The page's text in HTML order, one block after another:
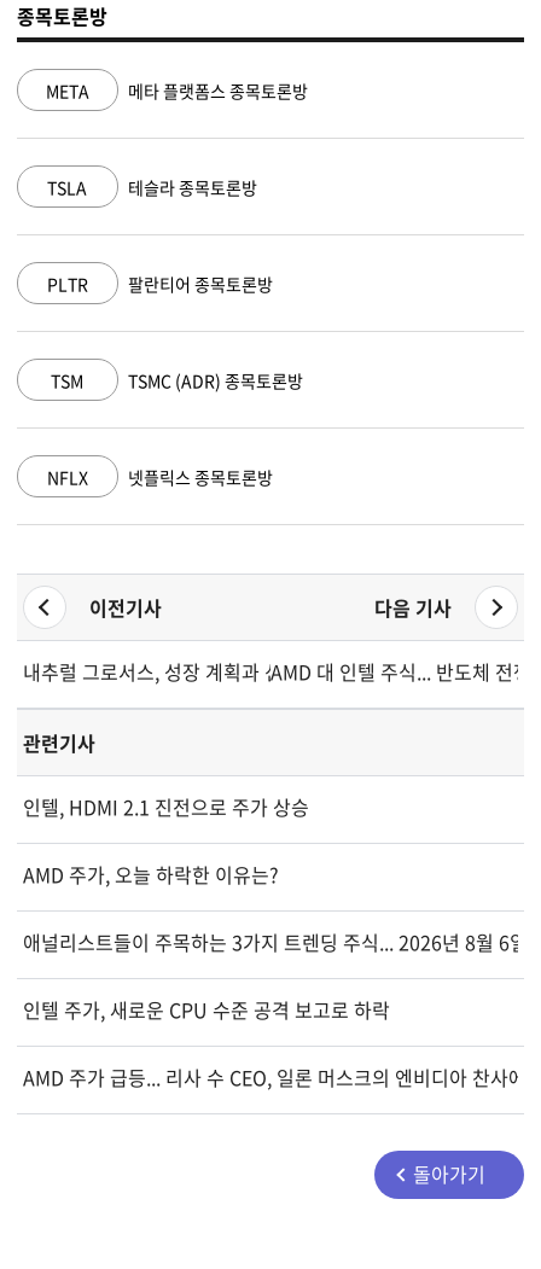
종목토론방
NVDA 엔비디아 종목토론방
MSFT 마이크로소프트 종목토론방
AAPL 애플 종목토론방
AMZN 아마존 닷컴 종목토론방
GOOGL 알파벳 A 종목토론방
이전기사 다음 기사
내추럴 그로서스, 성장 계획과 신중한 전망 사이 균형 모색
AMD 대 인텔 주식... 반도체 전쟁
관련기사
인텔, HDMI 2.1 진전으로 주가 상승
AMD 주가, 오늘 하락한 이유는?
애널리스트들이 주목하는 3가지 트렌딩 주식... 2026년 8월 6일
인텔 주가, 새로운 CPU 수준 공격 보고로 하락
AMD 주가 급등... 리사 수 CEO, 일론 머스크의 엔비디아 찬사에
돌아가기